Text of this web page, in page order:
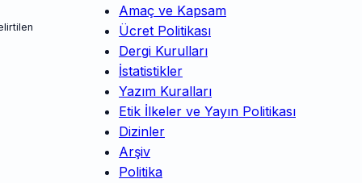
Amaç ve Kapsam
Ücret Politikası
Dergi Kurulları
İstatistikler
Yazım Kuralları
Etik İlkeler ve Yayın Politikası
Dizinler
Arşiv
Politika